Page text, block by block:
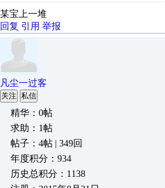
某宝上一堆
回复 引用 举报
凡尘一过客
关注 私信
精华：0帖
求助：1帖
帖子：4帖 | 349回
年度积分：934
历史总积分：1138